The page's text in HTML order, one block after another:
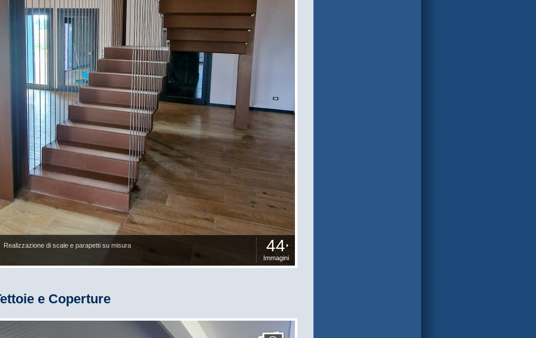
Realizzazione di scale e parapetti su misura 44
Immagini
e Coperture